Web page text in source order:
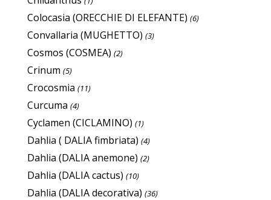
Colocasia (ORECCHIE DI ELEFANTE) (6)
Convallaria (MUGHETTO) (3)
Cosmos (COSMEA) (2)
Crinum (5)
Crocosmia (11)
Curcuma (4)
Cyclamen (CICLAMINO) (1)
Dahlia ( DALIA fimbriata) (4)
Dahlia (DALIA anemone) (2)
Dahlia (DALIA cactus) (10)
Dahlia (DALIA decorativa) (36)